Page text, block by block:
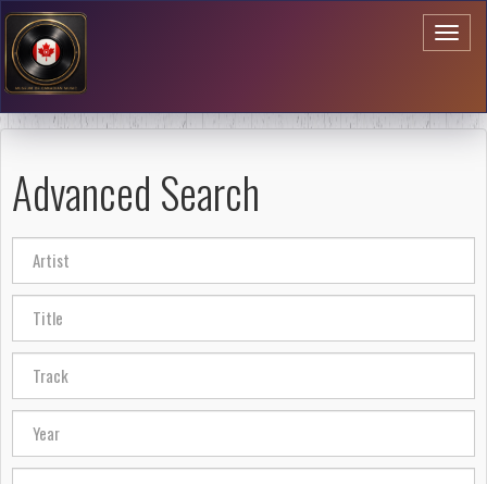
Advanced Search